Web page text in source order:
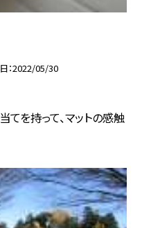
2022/05/30
てを持って、マットの感触